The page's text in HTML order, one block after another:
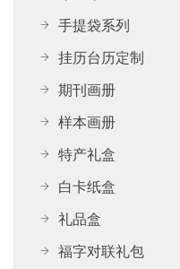
手提袋系列
挂历台历定制
期刊画册
样本画册
特产礼盒
白卡纸盒
礼品盒
福字对联礼包